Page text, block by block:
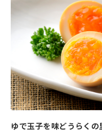
ゆで玉子を味どうらく